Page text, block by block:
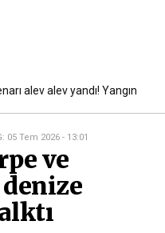
alev alev yandı! Yangın
: 05 Tem 2026 - 13:01
ve